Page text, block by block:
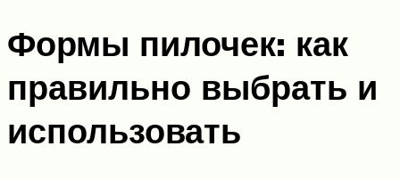
Формы пилочек: как
правильно выбрать и
использовать